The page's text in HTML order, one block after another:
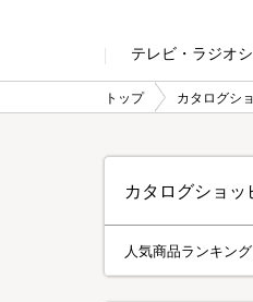
テレビ・ラジオ
トップ カタログシ
カタログショッ
人気商品ランキング